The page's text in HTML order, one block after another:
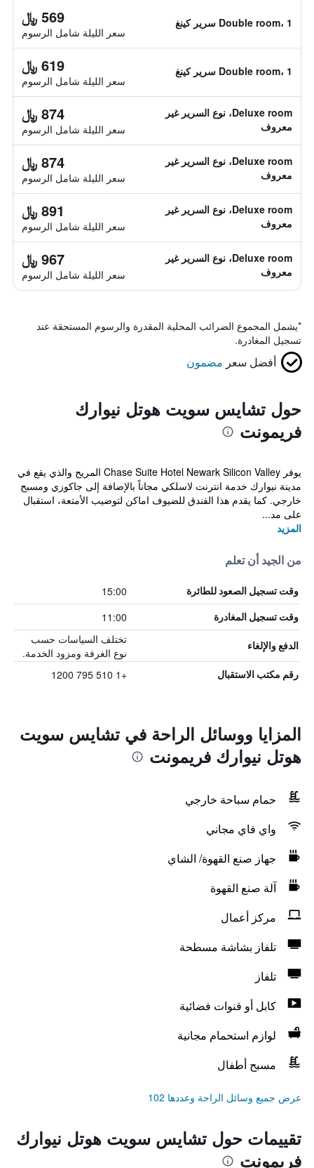
Double room، 1 سرير كينغ 569 ﷼
سعر الليلة شامل الرسوم
Double room، 1 سرير كينغ 619 ﷼
سعر الليلة شامل الرسوم
Deluxe room، نوع السرير غير
معروف
874 ﷼
سعر الليلة شامل الرسوم
Deluxe room، نوع السرير غير
معروف
874 ﷼
سعر الليلة شامل الرسوم
Deluxe room، نوع السرير غير
معروف
891 ﷼
سعر الليلة شامل الرسوم
Deluxe room، نوع السرير غير
معروف
967 ﷼
سعر الليلة شامل الرسوم
*يشمل المجموع الضرائب المحلية المقدرة والرسوم المستحقة عند
تسجيل المغادرة.
أفضل سعر مضمون
حول تشايس سويت هوتل نيوارك
فريمونت
يوفر Chase Suite Hotel Newark Silicon Valley المريح والذي يقع في
مدينة نيوارك خدمة انترنت لاسلكي مجاناً بالإضافة إلى جاكوزي ومسبح
خارجي. كما يقدم هذا الفندق للضيوف اماكن لتوضيب الأمتعة، استقبال
على مد...
المزيد
من الجيد أن تعلم
وقت تسجيل الصعود للطائرة 15:00
وقت تسجيل المغادرة 11:00
الدفع والإلغاء
تختلف السياسات حسب
نوع الغرفة ومزود الخدمة.
رقم مكتب الاستقبال +1 510 795 1200
المزايا ووسائل الراحة في تشايس سويت
هوتل نيوارك فريمونت
حمام سباحة خارجي
واي فاي مجاني
جهاز صنع القهوة/ الشاي
آلة صنع القهوة
مركز أعمال
تلفاز بشاشة مسطحة
تلفاز
كابل أو قنوات فضائية
لوازم استحمام مجانية
مسبح أطفال
عرض جميع وسائل الراحة وعددها 102
تقييمات حول تشايس سويت هوتل نيوارك
فريمونت